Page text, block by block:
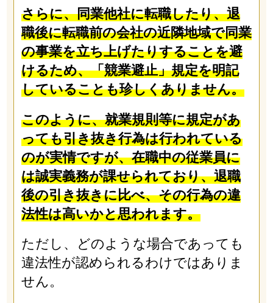
さらに、同業他社に転職したり、退
職後に転職前の会社の近隣地域で同業
の事業を立ち上げたりすることを避
けるため、「競業避止」規定を明記
していることも珍しくありません。
このように、就業規則等に規定があ
っても引き抜き行為は行われている
のが実情ですが、在職中の従業員に
は誠実義務が課せられており、退職
後の引き抜きに比べ、その行為の違
法性は高いかと思われます。
ただし、どのような場合であっても
違法性が認められるわけではありま
せん。